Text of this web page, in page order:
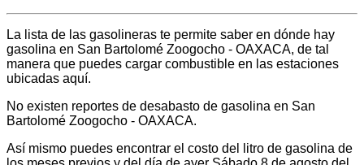
La lista de las gasolineras te permite saber en dónde hay
gasolina en San Bartolomé Zoogocho - OAXACA, de tal
manera que puedes cargar combustible en las estaciones
ubicadas aquí.
No existen reportes de desabasto de gasolina en San
Bartolomé Zoogocho - OAXACA.
Así mismo puedes encontrar el costo del litro de gasolina de